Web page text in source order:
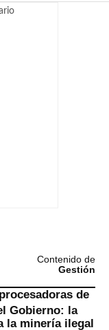
Contenido de
Gestión
de
Gobierno: la
la minería ilegal